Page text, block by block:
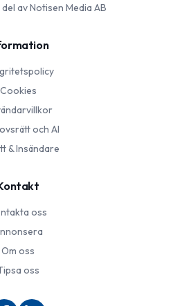
av Notisen Media AB
Cookies
och AI
& Insändare
oss
Om oss
oss